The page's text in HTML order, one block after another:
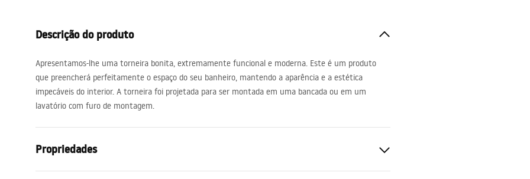
Acessórios de casa de banho,
acessórios de casa de banho
Descrição do produto
Apresentamos-lhe uma torneira bonita, extremamente funcional e moderna. Este é um produto
que preencherá perfeitamente o espaço do seu banheiro, mantendo a aparência e a estética
impecáveis ​​do interior. A torneira foi projetada para ser montada em uma bancada ou em um
lavatório com furo de montagem.
Propriedades